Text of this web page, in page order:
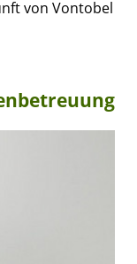
von Vontobel